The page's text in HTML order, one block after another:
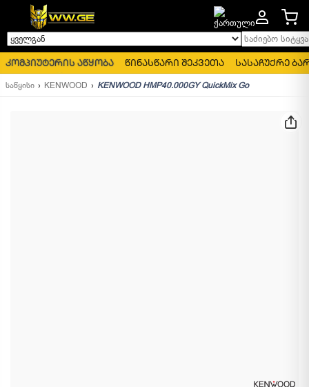
ყველგან საძიებო
კომპიუტერის აწყობა წინასწარი შეკვეთა სასაჩუქრე
საწყისი KENWOOD KENWOOD HMP40.000GY QuickMix Go